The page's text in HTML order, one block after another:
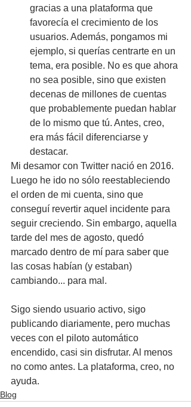
gracias a una plataforma que
favorecía el crecimiento de los
usuarios. Además, pongamos mi
ejemplo, si querías centrarte en un
tema, era posible. No es que ahora
no sea posible, sino que existen
decenas de millones de cuentas
que probablemente puedan hablar
de lo mismo que tú. Antes, creo,
era más fácil diferenciarse y
destacar.
Mi desamor con Twitter nació en 2016.
Luego he ido no sólo reestableciendo
el orden de mi cuenta, sino que
conseguí revertir aquel incidente para
seguir creciendo. Sin embargo, aquella
tarde del mes de agosto, quedó
marcado dentro de mí para saber que
las cosas habían (y estaban)
cambiando... para mal.
Sigo siendo usuario activo, sigo
publicando diariamente, pero muchas
veces con el piloto automático
encendido, casi sin disfrutar. Al menos
no como antes. La plataforma, creo, no
ayuda.
Blog